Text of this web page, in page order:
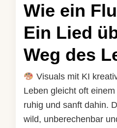
Wie ein
Ein Lied
Weg des
Visuals mit KI
Leben gleicht oft
ruhig und sanft dahin.
wild, unberechenbar